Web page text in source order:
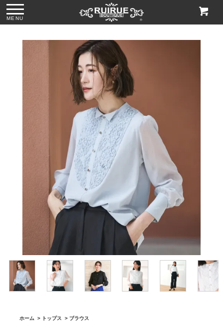
MENU
●パール＆ビジュー
付きリボンサテン
●グリッターチャン
キーローヒールパ
●ビジューハンドル
スパンコール刺繍
レースハンドバッ
グ「BA1762」
●格子柄ビーズ刺繍
ホーム > トップス > ブラウス